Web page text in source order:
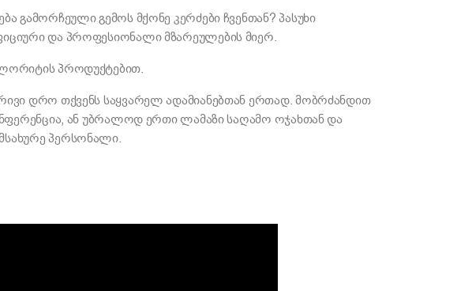
გამორჩეული გემოს მქონე კერძები ჩვენთან? პასუხი
და პროფესიონალი მზარეულების მიერ.
პროდუქტებით.
დრო თქვენს საყვარელ ადამიანებთან ერთად. მობრძანდით
ან უბრალოდ ერთი ლამაზი საღამო ოჯახთან და
პერსონალი.